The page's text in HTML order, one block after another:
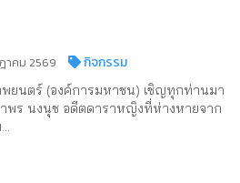
าคม 2569 กิจกรรม
ยนตร์ (องค์การมหาชน) เชิญทุกท่านมา
พร นงนุช อดีตดาราหญิงที่ห่างหายจาก